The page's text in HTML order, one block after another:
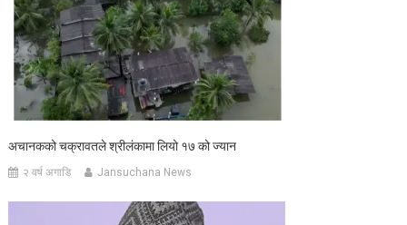
अचानकको चक्रावतले श्रीलंकामा लियो १७ को ज्यान
२ वर्ष अगाडि Jansuchana News